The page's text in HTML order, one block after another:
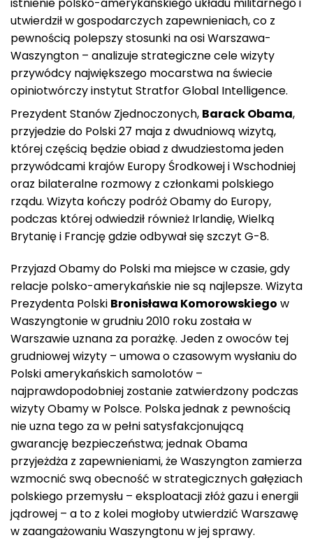
istnienie polsko-amerykańskiego układu militarnego i
utwierdził w gospodarczych zapewnieniach, co z
pewnością polepszy stosunki na osi Warszawa-
Waszyngton – analizuje strategiczne cele wizyty
przywódcy największego mocarstwa na świecie
opiniotwórczy instytut Stratfor Global Intelligence.
Prezydent Stanów Zjednoczonych, Barack Obama,
przyjedzie do Polski 27 maja z dwudniową wizytą,
której częścią będzie obiad z dwudziestoma jeden
przywódcami krajów Europy Środkowej i Wschodniej
oraz bilateralne rozmowy z członkami polskiego
rządu. Wizyta kończy podróż Obamy do Europy,
podczas której odwiedził również Irlandię, Wielką
Brytanię i Francję gdzie odbywał się szczyt G-8.
Przyjazd Obamy do Polski ma miejsce w czasie, gdy
relacje polsko-amerykańskie nie są najlepsze. Wizyta
Prezydenta Polski Bronisława Komorowskiego w
Waszyngtonie w grudniu 2010 roku została w
Warszawie uznana za porażkę. Jeden z owoców tej
grudniowej wizyty – umowa o czasowym wysłaniu do
Polski amerykańskich samolotów –
najprawdopodobniej zostanie zatwierdzony podczas
wizyty Obamy w Polsce. Polska jednak z pewnością
nie uzna tego za w pełni satysfakcjonującą
gwarancję bezpieczeństwa; jednak Obama
przyjeżdża z zapewnieniami, że Waszyngton zamierza
wzmocnić swą obecność w strategicznych gałęziach
polskiego przemysłu – eksploatacji złóż gazu i energii
jądrowej – a to z kolei mogłoby utwierdzić Warszawę
w zaangażowaniu Waszyngtonu w jej sprawy.